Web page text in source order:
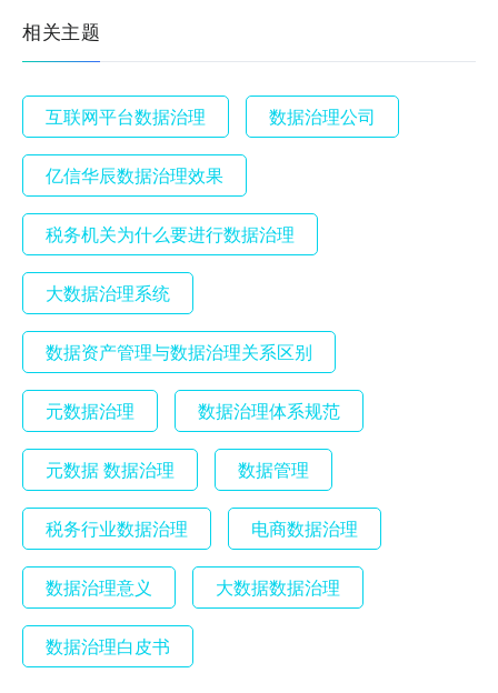
相关主题
互联网平台数据治理 数据治理公司
亿信华辰数据治理效果
税务机关为什么要进行数据治理
大数据治理系统
数据资产管理与数据治理关系区别
元数据治理 数据治理体系规范
元数据 数据治理 数据管理
税务行业数据治理 电商数据治理
数据治理意义 大数据数据治理
数据治理白皮书